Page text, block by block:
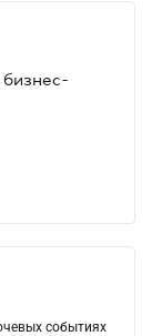
событиях